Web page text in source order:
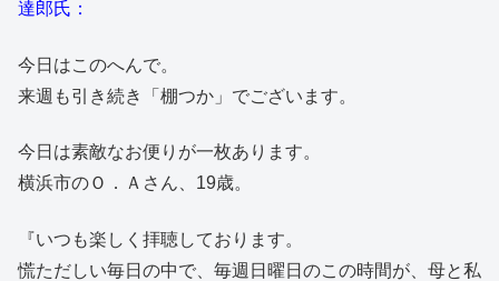
達郎氏：
今日はこのへんで。
来週も引き続き「棚つか」でございます。
今日は素敵なお便りが一枚あります。
横浜市のＯ．Ａさん、19歳。
『いつも楽しく拝聴しております。
慌ただしい毎日の中で、毎週日曜日のこの時間が、母と私